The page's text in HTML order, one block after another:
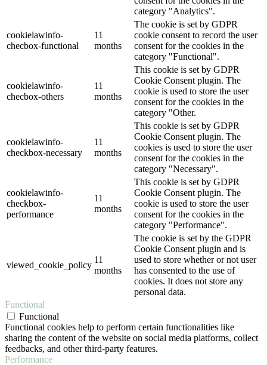
category "Analytics".
cookielawinfo-
checbox-functional
11
months
The cookie is set by GDPR
cookie consent to record the user
consent for the cookies in the
category "Functional".
cookielawinfo-
checbox-others
11
months
This cookie is set by GDPR
Cookie Consent plugin. The
cookie is used to store the user
consent for the cookies in the
category "Other.
cookielawinfo-
checkbox-necessary
11
months
This cookie is set by GDPR
Cookie Consent plugin. The
cookies is used to store the user
consent for the cookies in the
category "Necessary".
cookielawinfo-
checkbox-
performance
11
months
This cookie is set by GDPR
Cookie Consent plugin. The
cookie is used to store the user
consent for the cookies in the
category "Performance".
viewed_cookie_policy
11
months
The cookie is set by the GDPR
Cookie Consent plugin and is
used to store whether or not user
has consented to the use of
cookies. It does not store any
personal data.
Functional
Functional
Functional cookies help to perform certain functionalities like
sharing the content of the website on social media platforms, collect
feedbacks, and other third-party features.
Performance